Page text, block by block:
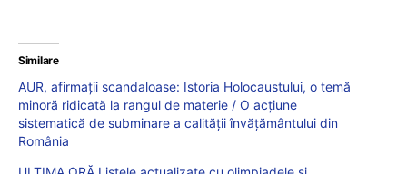
Similare
AUR, afirmații scandaloase: Istoria Holocaustului, o temă
minoră ridicată la rangul de materie / O acțiune
sistematică de subminare a calității învățământului din
România